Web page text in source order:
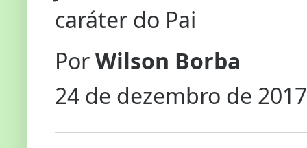
caráter do Pai
PorWilson Borba
24 de dezembro de 2017